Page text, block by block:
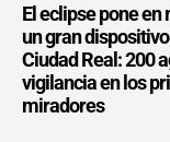
El eclipse pone en
un gran
Ciudad Real: 200
vigilancia en los
miradores